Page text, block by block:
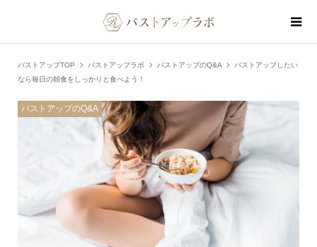
バストアップTOP バストアップラボ バストアップのQ&A
バストアップしたい
なら毎日の朝食をしっかりと食べよう！
バストアップのQ&A